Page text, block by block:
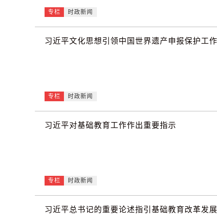
专栏 时政新闻
习近平文化思想引领中国世界遗产申报保护工
专栏 时政新闻
习近平对基础教育工作作出重要指示
专栏 时政新闻
习近平总书记的重要论述指引基础教育改革发